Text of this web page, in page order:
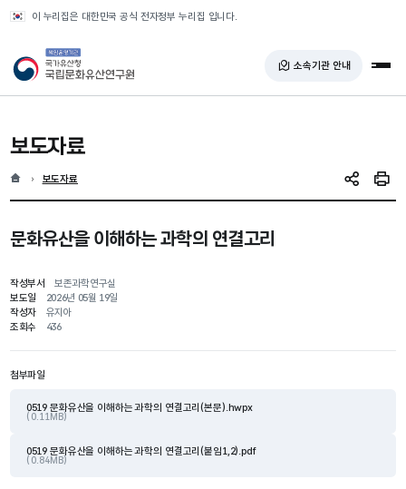
이 누리집은 대한민국 공식 전자정부 누리집 입니다.
국가유산청 국립문화유산연구원 소속기관 안내 전
보도자료
홈 현재 위치
보도자료 SNS 공유인쇄
문화유산을 이해하는 과학의 연결고리
작성부서
보존과학연구실
보도일
2026년 05월 19일
작성자
유지아
조회수
436
첨부파일
0519 문화유산을 이해하는 과학의 연결고리(본문).hwpx
( 0.11MB)
0519 문화유산을 이해하는 과학의 연결고리(붙임1,2).pdf
( 0.84MB)